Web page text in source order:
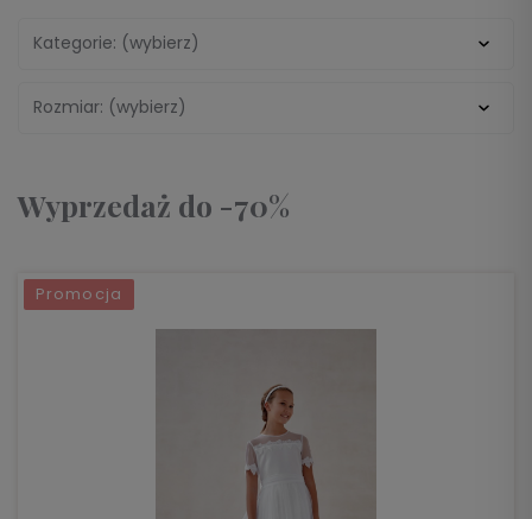
Kategorie: (wybierz)
Rozmiar: (wybierz)
Wyprzedaż do -70%
Promocja